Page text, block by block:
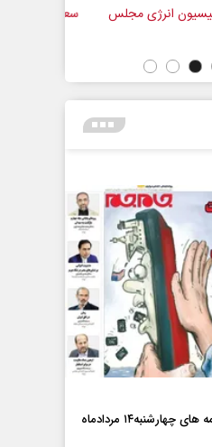
- کارشناس ارشد مسائل منطقه
مردادماه